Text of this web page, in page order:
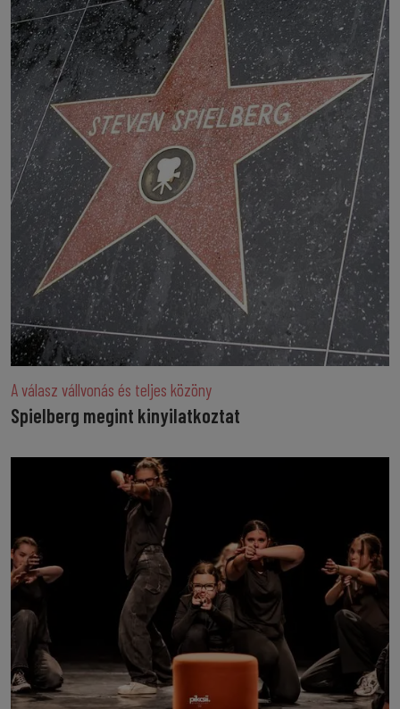
A válasz vállvonás és teljes közöny
Spielberg megint kinyilatkoztat